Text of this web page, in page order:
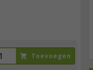
Toevoegen